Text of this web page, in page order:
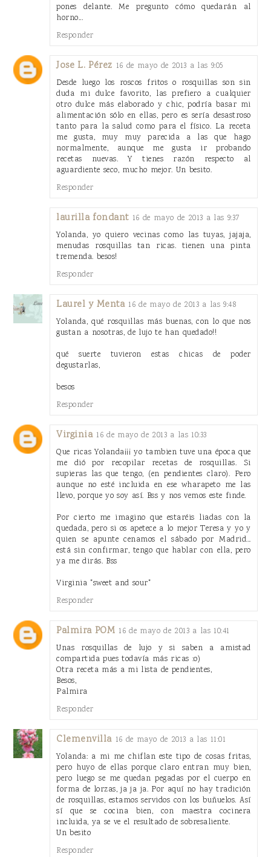
pones delante. Me pregunto cómo quedarán al
horno...
Responder
Jose L. Pérez 16 de mayo de 2013 a las 9:05
Desde luego los roscos fritos o rosquillas son sin
duda mi dulce favorito, las prefiero a cualquier
otro dulce más elaborado y chic, podría basar mi
alimentación sólo en ellas, pero es sería desastroso
tanto para la salud como para el físico. La receta
me gusta, muy muy parecida a las que hago
normalmente, aunque me gusta ir probando
recetas nuevas. Y tienes razón respecto al
aguardiente seco, mucho mejor. Un besito.
Responder
laurilla fondant 16 de mayo de 2013 a las 9:37
Yolanda, yo quiero vecinas como las tuyas, jajaja,
menudas rosquillas tan ricas. tienen una pinta
tremenda. besos!
Responder
Laurel y Menta 16 de mayo de 2013 a las 9:48
Yolanda, qué rosquillas más buenas, con lo que nos
gustan a nosotras, de lujo te han quedado!!
qué suerte tuvieron estas chicas de poder
degustarlas,
besos
Responder
Virginia 16 de mayo de 2013 a las 10:33
Que ricas Yolanda¡¡¡ yo tambien tuve una época que
me dió por recopilar recetas de rosquillas. Si
supieras las que tengo, (en pendientes claro). Pero
aunque no esté incluida en ese wharapeto me las
llevo, porque yo soy así. Bss y nos vemos este finde.
Por cierto me imagino que estaréis liadas con la
quedada, pero si os apetece a lo mejor Teresa y yo y
quien se apunte cenamos el sábado por Madrid...
está sin confirmar, tengo que hablar con ella, pero
ya me dirás. Bss
Virginia "sweet and sour"
Responder
Palmira POM 16 de mayo de 2013 a las 10:41
Unas rosquillas de lujo y si saben a amistad
compartida pues todavía más ricas :o)
Otra receta más a mi lista de pendientes,
Besos,
Palmira
Responder
Clemenvilla 16 de mayo de 2013 a las 11:01
Yolanda: a mi me chiflan este tipo de cosas fritas,
pero huyo de ellas porque claro entran muy bien,
pero luego se me quedan pegadas por el cuerpo en
forma de lorzas, ja ja ja. Por aquí no hay tradición
de rosquillas, estamos servidos con los buñuelos. Así
sí que se cocina bien, con maestra cocinera
incluida, ya se ve el resultado de sobresaliente.
Un besito
Responder